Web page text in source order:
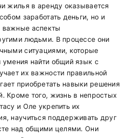
жилья в аренду оказывается
заработать деньги, но и
важные аспекты
людьми. В процессе они
ситуациями, которые
умения найти общий язык с
их важности правильной
приобретать навыки решения
Кроме того, жизнь в непростых
и Оле укрепить их
научиться поддерживать друг
над общими целями. Они